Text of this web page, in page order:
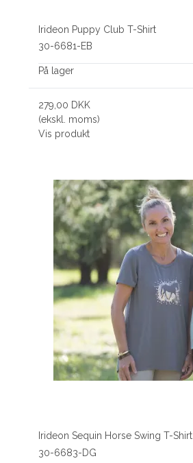
Irideon Puppy Club T-Shirt
30-6681-EB
På lager
279,00 DKK
(ekskl. moms)
Vis produkt
Irideon Sequin Horse Swing T-Shirt
30-6683-DG